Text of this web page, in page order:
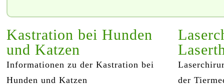
Kastration bei Hunden
und Katzen
Informationen zu der Kastration bei
Hunden und Katzen
der